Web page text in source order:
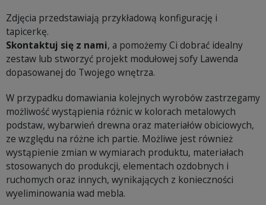
Zdjęcia przedstawiają przykładową konfigurację i
tapicerkę.
Skontaktuj się z nami, a pomożemy Ci dobrać idealny
zestaw lub stworzyć projekt modułowej sofy Lawenda
dopasowanej do Twojego wnętrza.
W przypadku domawiania kolejnych wyrobów zastrzegamy
możliwość wystąpienia różnic w kolorach metalowych
podstaw, wybarwień drewna oraz materiałów obiciowych,
ze względu na różne ich partie. Możliwe jest również
wystąpienie zmian w wymiarach produktu, materiałach
stosowanych do produkcji, elementach ozdobnych i
ruchomych oraz innych, wynikających z konieczności
wyeliminowania wad mebla.